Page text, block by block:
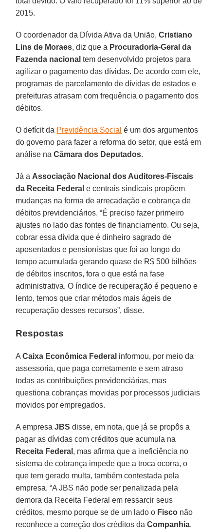
2015.
O coordenador da Dívida Ativa da União,Cristiano
Lins de Moraes, diz que a Procuradoria-Geral da
Fazenda nacional tem desenvolvido projetos para
agilizar o pagamento das dívidas. De acordo com ele,
programas de parcelamento de dívidas de estados e
prefeituras atrasam com frequência o pagamento dos
débitos.
O defícit da Previdência Social é um dos argumentos
do governo para fazer a reforma do setor, que está em
análise naCâmara dos Deputados.
Já a Associação Nacional dos Auditores-Fiscais
da Receita Federal e centrais sindicais propõem
mudanças na forma de arrecadação e cobrança de
débitos previdenciários. “É preciso fazer primeiro
ajustes no lado das fontes de financiamento. Ou seja,
cobrar essa dívida que é dinheiro sagrado de
aposentados e pensionistas que foi ao longo do
tempo acumulada gerando quase de R$ 500 bilhões
de débitos inscritos, fora o que está na fase
administrativa. O índice de recuperação é pequeno e
lento, temos que criar métodos mais ágeis de
recuperação desses recursos”, disse.
Respostas
ACaixa Econômica Federal informou, por meio da
assessoria, que paga corretamente e sem atraso
todas as contribuições previdenciárias, mas
questiona cobranças movidas por processos judiciais
movidos por empregados.
A empresaJBS disse, em nota, que já se propôs a
pagar as dívidas com créditos que acumula na
Receita Federal , mas afirma que a ineficiência no
sistema de cobrança impede que a troca ocorra, o
que tem gerado multa, também contestada pela
empresa. “A JBS não pode ser penalizada pela
demora da Receita Federal em ressarcir seus
créditos, mesmo porque se de um lado o Fisco não
reconhece a correção dos créditos daCompanhia,